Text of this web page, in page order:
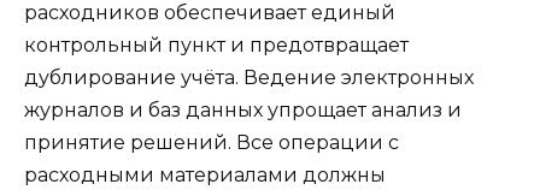
расходников обеспечивает единый
контрольный пункт и предотвращает
дублирование учёта. Ведение электронных
журналов и баз данных упрощает анализ и
принятие решений. Все операции с
расходными материалами должны